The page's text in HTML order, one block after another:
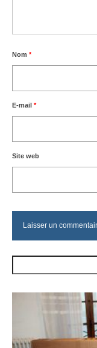
Nom *
E-mail *
Site web